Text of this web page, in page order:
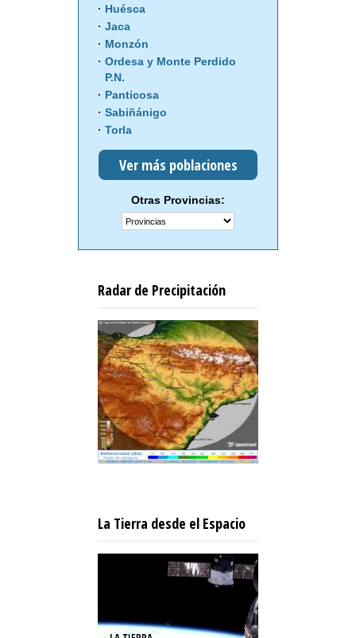
Huésca
Jaca
Monzón
Ordesa y Monte Perdido
P.N.
Panticosa
Sabiñánigo
Torla
Ver más poblaciones
Otras Provincias:
Radar de Precipitación
La Tierra desde el Espacio